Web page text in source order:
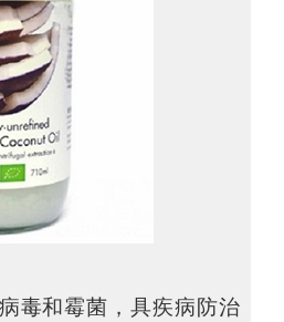
毒和霉菌，具疾病防治